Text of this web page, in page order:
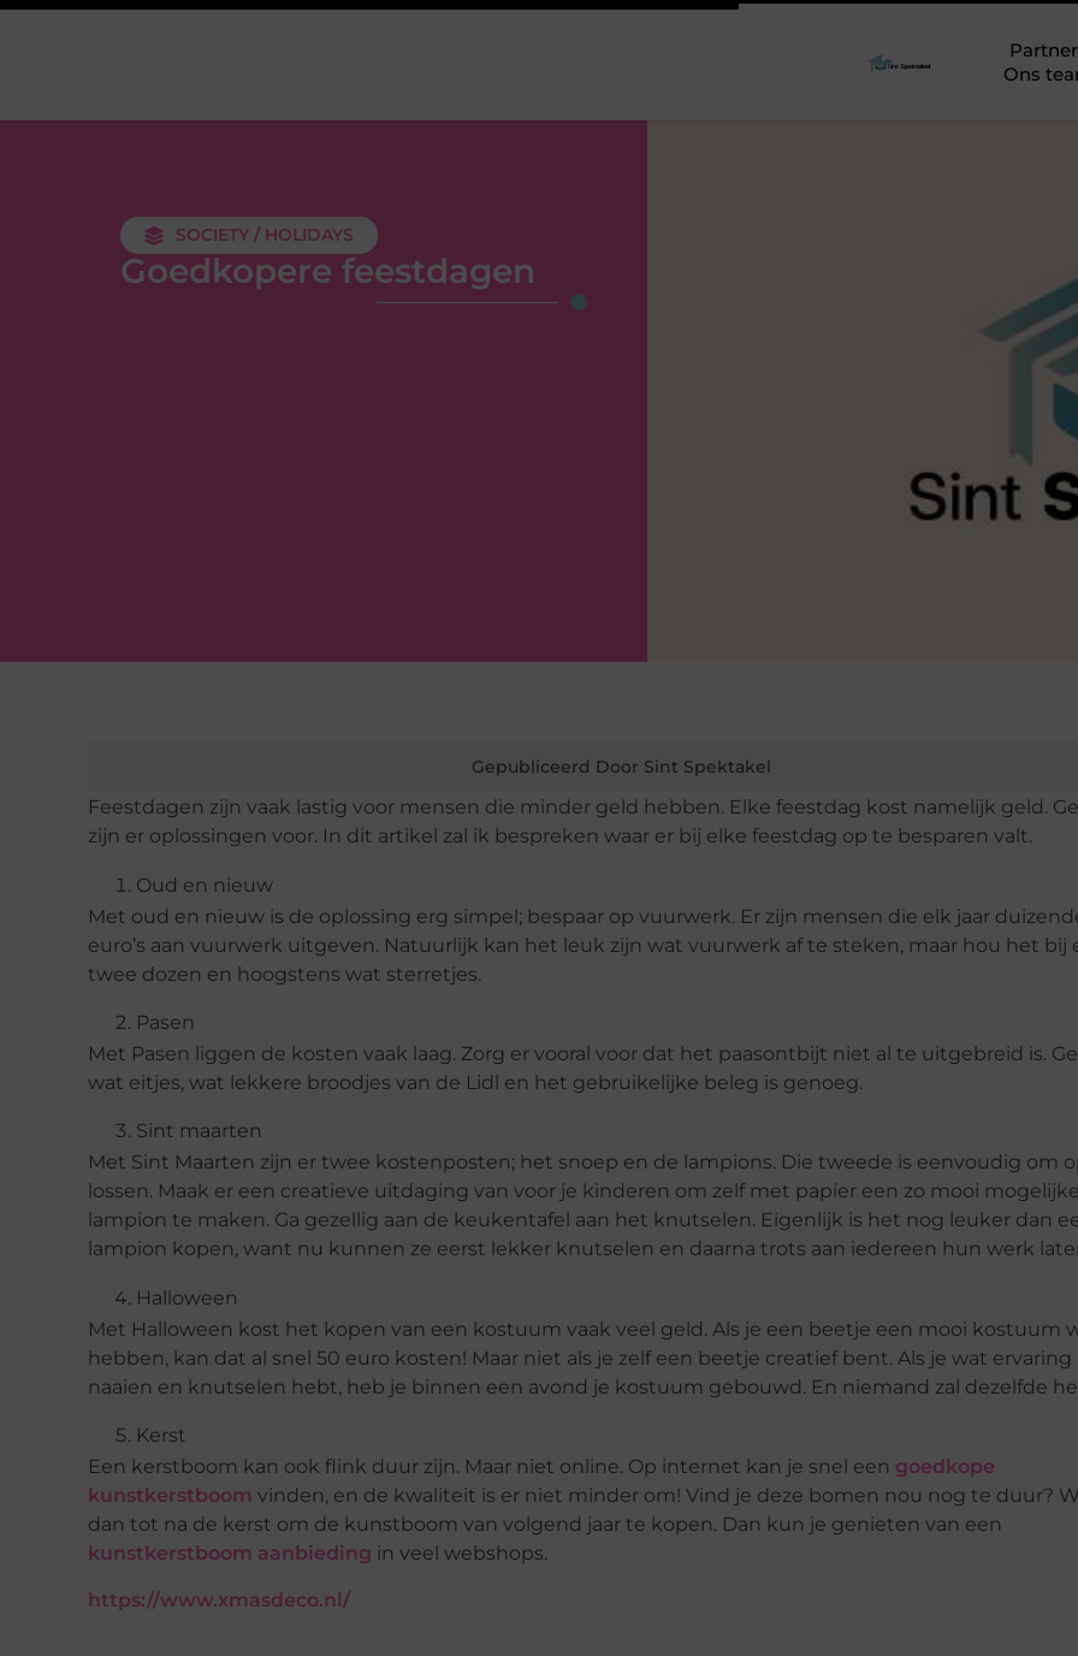
Ons
SOCIETY / HOLIDAYS
Goedkopere feestdagen
Gepubliceerd Door Sint Spektakel
Feestdagen zijn vaak lastig voor mensen die minder geld hebben. Elke feestdag kost namelijk geld.
zijn er oplossingen voor. In dit artikel zal ik bespreken waar er bij elke feestdag op te besparen valt.
Oud en nieuw
Met oud en nieuw is de oplossing erg simpel; bespaar op vuurwerk. Er zijn mensen die elk jaar
euro’s aan vuurwerk uitgeven. Natuurlijk kan het leuk zijn wat vuurwerk af te steken, maar hou het bij
twee dozen en hoogstens wat sterretjes.
Pasen
Met Pasen liggen de kosten vaak laag. Zorg er vooral voor dat het paasontbijt niet al te uitgebreid is.
wat eitjes, wat lekkere broodjes van de Lidl en het gebruikelijke beleg is genoeg.
Sint maarten
Met Sint Maarten zijn er twee kostenposten; het snoep en de lampions. Die tweede is eenvoudig om
lossen. Maak er een creatieve uitdaging van voor je kinderen om zelf met papier een zo mooi
lampion te maken. Ga gezellig aan de keukentafel aan het knutselen. Eigenlijk is het nog leuker dan
lampion kopen, want nu kunnen ze eerst lekker knutselen en daarna trots aan iedereen hun werk
Halloween
Met Halloween kost het kopen van een kostuum vaak veel geld. Als je een beetje een mooi kostuum
hebben, kan dat al snel 50 euro kosten! Maar niet als je zelf een beetje creatief bent. Als je wat
naaien en knutselen hebt, heb je binnen een avond je kostuum gebouwd. En niemand zal dezelfde
Kerst
Een kerstboom kan ook flink duur zijn. Maar niet online. Op internet kan je snel een goedkope
kunstkerstboom vinden, en de kwaliteit is er niet minder om! Vind je deze bomen nou nog te duur?
dan tot na de kerst om de kunstboom van volgend jaar te kopen. Dan kun je genieten van een
kunstkerstboom aanbieding in veel webshops.
https://www.xmasdeco.nl/